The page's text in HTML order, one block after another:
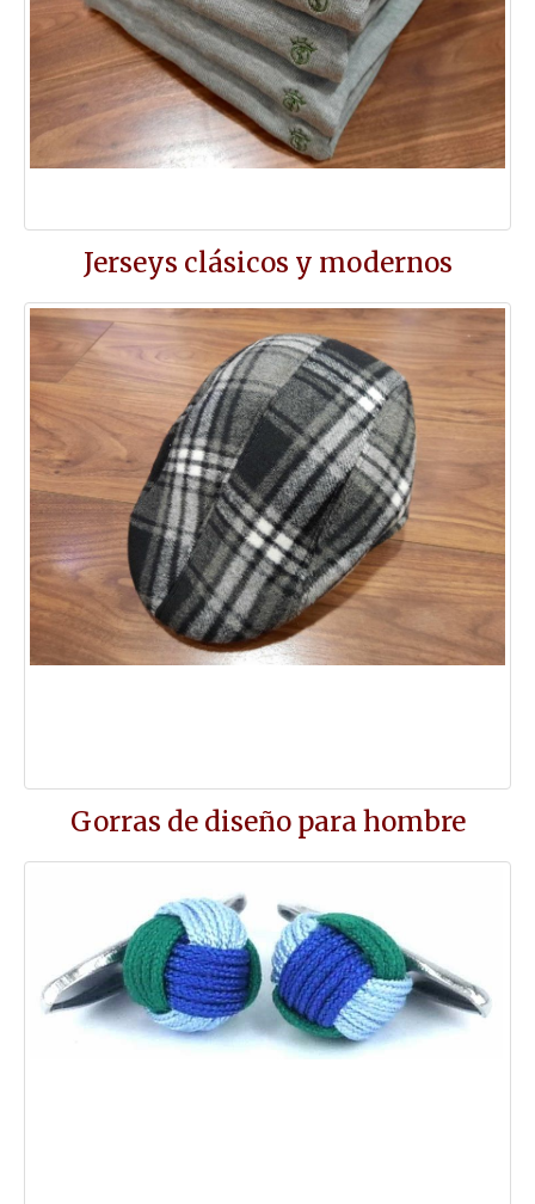
Jerseys clásicos y modernos
Gorras de diseño para hombre